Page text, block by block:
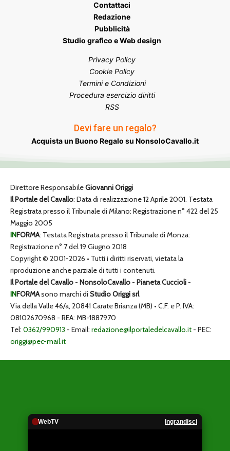
Contattaci
Redazione
Pubblicità
Studio grafico e Web design
Privacy Policy
Cookie Policy
Termini e Condizioni
Procedura esercizio diritti
RSS
Devi fare un regalo?
Acquista un Buono Regalo su NonsoloCavallo.it
Direttore ResponsabileGiovanni Origgi
Il Portale del Cavallo: Data di realizzazione 12 Aprile 2001. Testata
Registrata presso il Tribunale di Milano: Registrazione n° 422 del 25
Maggio 2005
INFORMA: Testata Registrata presso il Tribunale di Monza:
Registrazione n° 7 del 19 Giugno 2018
Copyright © 2001-2026 • Tutti i diritti riservati, vietata la
riproduzione anche parziale di tutti i contenuti.
Il Portale del Cavallo - NonsoloCavallo - Pianeta Cuccioli -
INFORMAsono marchi di Studio Origgi srl
Via della Valle 46/a, 20841 Carate Brianza (MB) • C.F. e P. IVA:
08102670968 - REA: MB-1887970
Tel: 0362/990913 - Email: redazione@ilportaledelcavallo.it - PEC:
origgi@pec-mail.it
WebTV Ingrandisci